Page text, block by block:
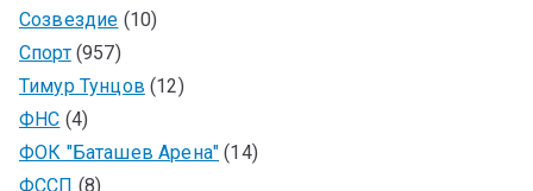
Созвездие (10)
Спорт(957)
Тимур Тунцов (12)
ФНС (4)
ФОК "Баташев Арена" (14)
ФССП (8)